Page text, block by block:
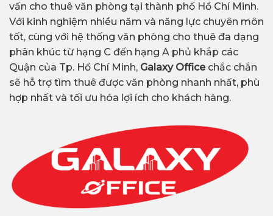
vấn cho thuê văn phòng tại thành phố Hồ Chí Minh.
Với kinh nghiệm nhiều năm và năng lực chuyên môn
tốt, cùng với hệ thống văn phòng cho thuê đa dạng
phân khúc từ hạng C đến hạng A phủ khắp các
Quận của Tp. Hồ Chí Minh, Galaxy Office chắc chắn
sẽ hỗ trợ tìm thuê được văn phòng nhanh nhất, phù
hợp nhất và tối ưu hóa lợi ích cho khách hàng.